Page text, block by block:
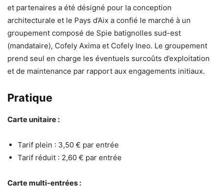
et partenaires a été désigné pour la conception
architecturale et le Pays d’Aix a confié le marché à un
groupement composé de Spie batignolles sud-est
(mandataire), Cofely Axima et Cofely Ineo. Le groupement
prend seul en charge les éventuels surcoûts d’exploitation
et de maintenance par rapport aux engagements initiaux.
Pratique
Carte unitaire :
Tarif plein : 3,50 € par entrée
Tarif réduit : 2,60 € par entrée
Carte multi-entrées :